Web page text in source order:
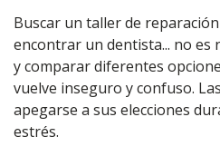
Buscar un taller de
encontrar un dentista... no es
y comparar diferentes
vuelve inseguro y confuso.
apegarse a sus elecciones
estrés.